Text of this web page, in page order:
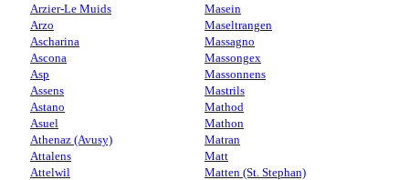
Arzier-Le Muids
Arzo
Ascharina
Ascona
Asp
Assens
Astano
Asuel
Athenaz (Avusy)
Attalens
Attelwil
Masein
Maseltrangen
Massagno
Massongex
Massonnens
Mastrils
Mathod
Mathon
Matran
Matt
Matten (St. Stephan)